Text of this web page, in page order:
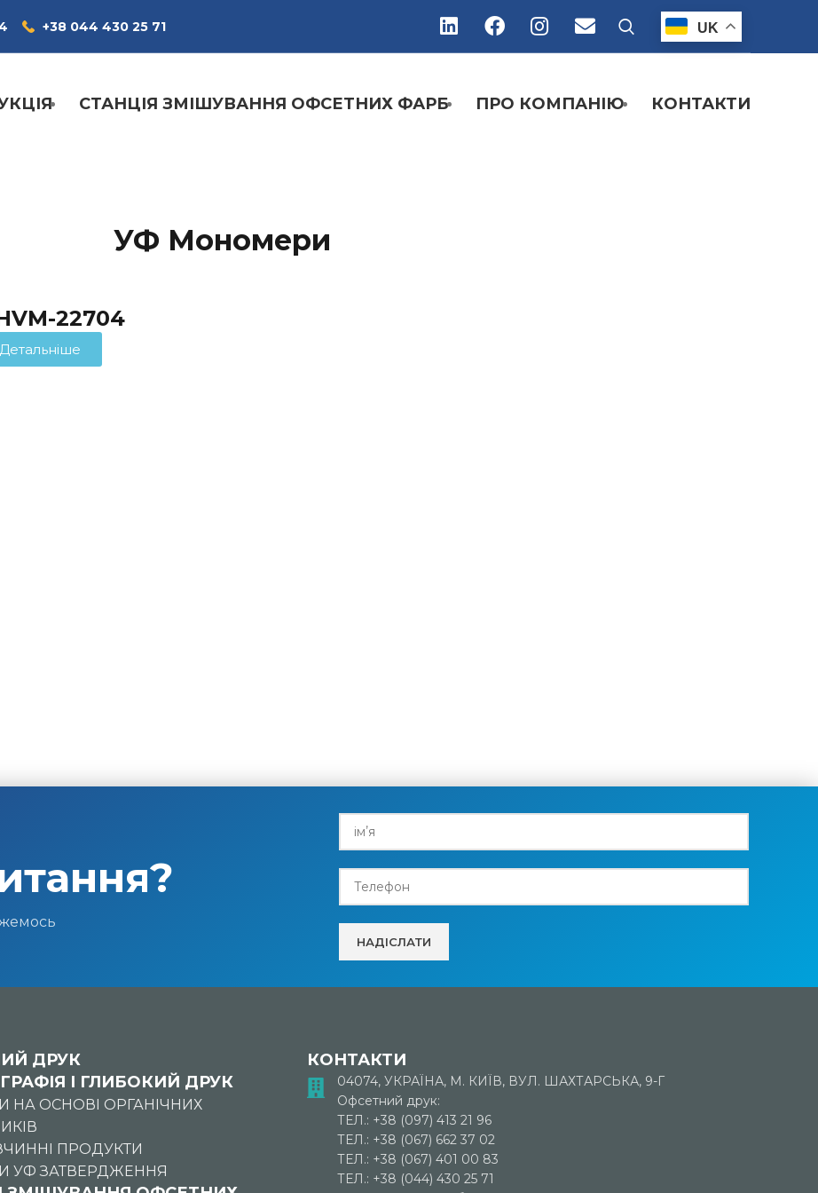
+38 044 430 25 71 UK
СТАНЦІЯ ЗМІШУВАННЯ ОФСЕТНИХ ФАРБ ПРО КОМПАНІЮ КОНТАКТИ
УФ Мономери
22704
Детальніше
ДРУК
І ГЛИБОКИЙ ДРУК
НА ОСНОВІ ОРГАНІЧНИХ
ПРОДУКТИ
УФ ЗАТВЕРДЖЕННЯ
КОНТАКТИ
04074, УКРАЇНА, М. КИЇВ, ВУЛ. ШАХТАРСЬКА, 9-Г
Офсетний друк:
ТЕЛ.: +38 (097) 413 21 96
ТЕЛ.: +38 (067) 662 37 02
ТЕЛ.: +38 (067) 401 00 83
ТЕЛ.: +38 (044) 430 25 71